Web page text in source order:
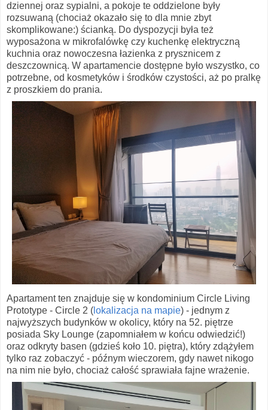
dziennej oraz sypialni, a pokoje te oddzielone były
rozsuwaną (chociaż okazało się to dla mnie zbyt
skomplikowane:) ścianką. Do dyspozycji była też
wyposażona w mikrofalówkę czy kuchenkę elektryczną
kuchnia oraz nowoczesna łazienka z prysznicem z
deszczownicą. W apartamencie dostępne było wszystko, co
potrzebne, od kosmetyków i środków czystości, aż po pralkę
z proszkiem do prania.
Apartament ten znajduje się w kondominium Circle Living
Prototype - Circle 2 ( lokalizacja na mapie) - jednym z
najwyższych budynków w okolicy, który na 52. piętrze
posiada Sky Lounge (zapomniałem w końcu odwiedzić!)
oraz odkryty basen (gdzieś koło 10. piętra), który zdążyłem
tylko raz zobaczyć - późnym wieczorem, gdy nawet nikogo
na nim nie było, chociaż całość sprawiała fajne wrażenie.